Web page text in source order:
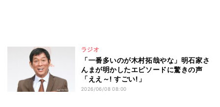
ラジオ
「一番多いのが木村拓哉やな」明石家さ
んまが明かしたエピソードに驚きの声
「ええ～! すごい!」
2026/06/08 08:00